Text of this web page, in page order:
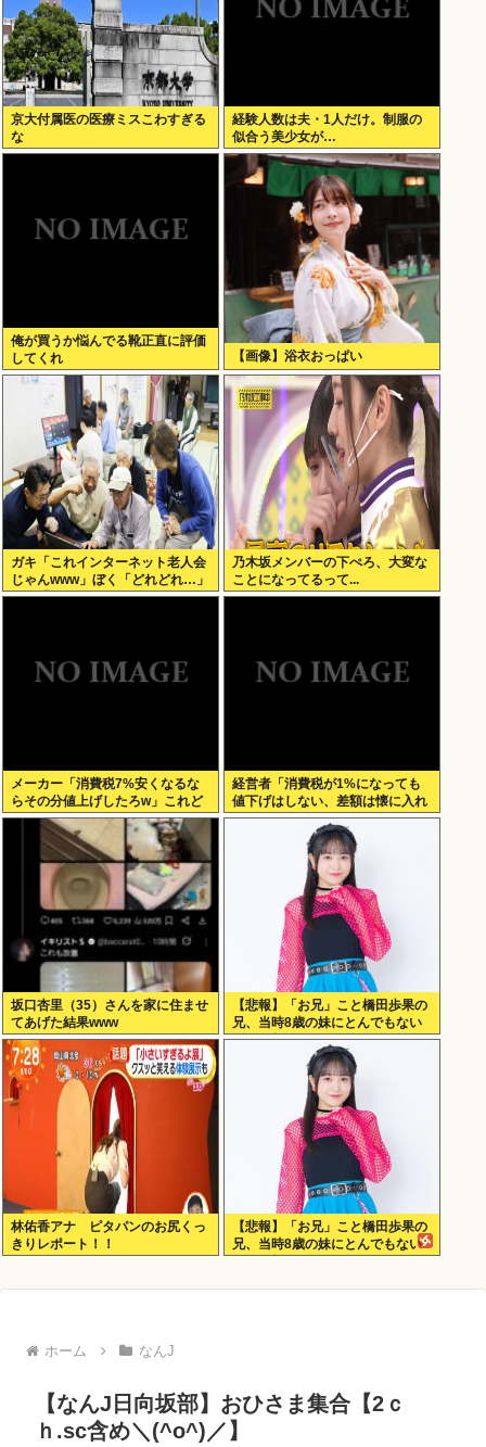
京大付属医の医療ミスこわすぎる
な
経験人数は夫・1人だけ。制服の
似合う美少女が…
俺が買うか悩んでる靴正直に評価
してくれ
【画像】浴衣おっぱい
ガキ「これインターネット老人会
じゃんwww」ぼく「どれどれ…」
ガキ「ニコニコ！らきすた！ボカ
乃木坂メンバーの下ぺろ、大変な
ことになってるって...
メーカー「消費税7%安くなるな
らその分値上げしたろw」これど
うすんの？
経営者「消費税が1%になっても
値下げはしない、差額は懐に入れ
る」
坂口杏里（35）さんを家に住ませ
てあげた結果www
【悲報】「お兄」こと橋田歩果の
兄、当時8歳の妹にとんでもない
ことを頼む
林佑香アナ ピタパンのお尻くっ
きりレポート！！
【悲報】「お兄」こと橋田歩果の
兄、当時8歳の妹にとんでもない
ホーム なんJ
【なんJ日向坂部】おひさま集合【2ｃ
ｈ.sc含め＼(^o^)／】